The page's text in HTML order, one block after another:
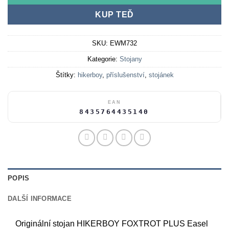
KUP TEĎ
SKU: EWM732
Kategorie: Stojany
Štítky: hikerboy, příslušenství, stojánek
EAN
8435764435140
POPIS
DALŠÍ INFORMACE
Originální stojan HIKERBOY FOXTROT PLUS Easel